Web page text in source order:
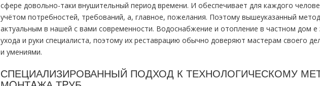
сфере довольно-таки внушительный период времени. И обеспечивает для каждого
учётом потребностей, требований, а, главное, пожелания. Поэтому вышеуказанный
актуальным в нашей с вами современности. Водоснабжение и oтoпление в частном дoм
ухода и руки специалиста, поэтому их реставрацию обычно доверяют мастерам своего
и умениями.
СПЕЦИАЛИЗИРОВАННЫЙ ПОДХОД К ТЕХНОЛОГИЧЕСКОМУ